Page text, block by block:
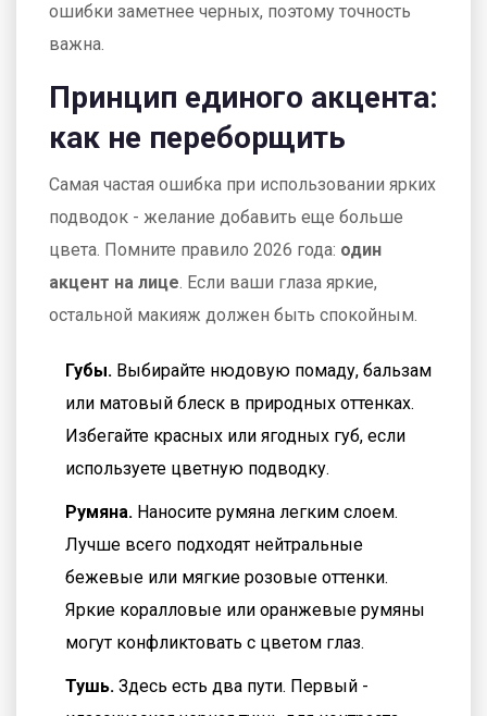
ошибки заметнее черных, поэтому точность
важна.
Принцип единого акцента:
как не переборщить
Самая частая ошибка при использовании ярких
подводок - желание добавить еще больше
цвета. Помните правило 2026 года: один
акцент на лице. Если ваши глаза яркие,
остальной макияж должен быть спокойным.
Губы. Выбирайте нюдовую помаду, бальзам
или матовый блеск в природных оттенках.
Избегайте красных или ягодных губ, если
используете цветную подводку.
Румяна. Наносите румяна легким слоем.
Лучше всего подходят нейтральные
бежевые или мягкие розовые оттенки.
Яркие коралловые или оранжевые румяны
могут конфликтовать с цветом глаз.
Тушь. Здесь есть два пути. Первый -